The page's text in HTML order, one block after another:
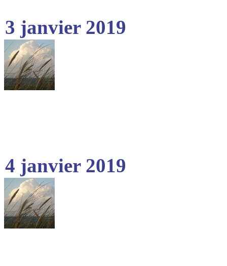
3 janvier 2019
4 janvier 2019